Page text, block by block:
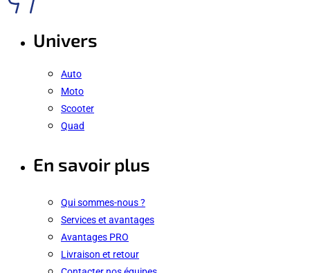
Univers
Auto
Moto
Scooter
Quad
En savoir plus
Qui sommes-nous ?
Services et avantages
Avantages PRO
Livraison et retour